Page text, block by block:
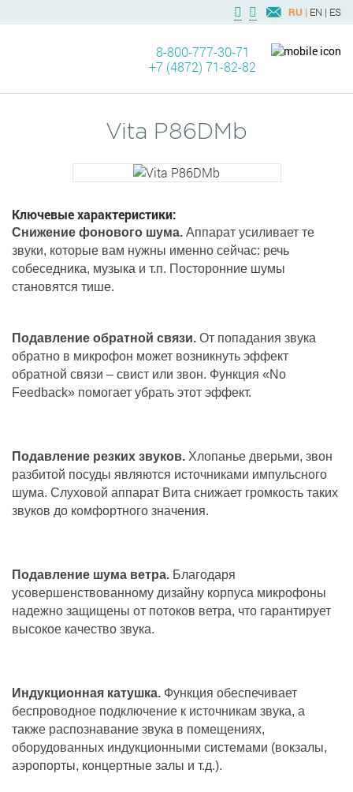
RU | EN | ES
8-800-777-30-71
+7 (4872) 71-82-82
Vita P86DMb
Ключевые характеристики:
Снижение фонового шума. Аппарат усиливает те
звуки, которые вам нужны именно сейчас: речь
собеседника, музыка и т.п. Посторонние шумы
становятся тише.
Подавление обратной связи. От попадания звука
обратно в микрофон может возникнуть эффект
обратной связи – свист или звон. Функция «No
Feedback» помогает убрать этот эффект.
Подавление резких звуков. Хлопанье дверьми, звон
разбитой посуды являются источниками импульсного
шума. Слуховой аппарат Вита снижает громкость таких
звуков до комфортного значения.
Подавление шума ветра. Благодаря
усовершенствованному дизайну корпуса микрофоны
надежно защищены от потоков ветра, что гарантирует
высокое качество звука.
Индукционная катушка. Функция обеспечивает
беспроводное подключение к источникам звука, а
также распознавание звука в помещениях,
оборудованных индукционными системами (вокзалы,
аэропорты, концертные залы и т.д.).